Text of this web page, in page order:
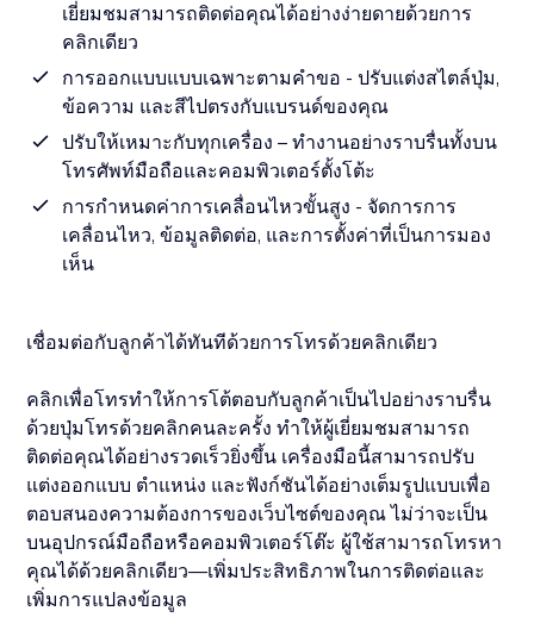
เยี่ยมชมสามารถติดต่อคุณได้อย่างง่ายดายด้วยการ
คลิกเดียว
การออกแบบแบบเฉพาะตามคำขอ - ปรับแต่งสไตล์ปุ่ม,
ข้อความ และสีไปตรงกับแบรนด์ของคุณ
ปรับให้เหมาะกับทุกเครื่อง – ทำงานอย่างราบรื่นทั้งบน
โทรศัพท์มือถือและคอมพิวเตอร์ตั้งโต้ะ
การกำหนดค่าการเคลื่อนไหวขั้นสูง - จัดการการ
เคลื่อนไหว, ข้อมูลติดต่อ, และการตั้งค่าที่เป็นการมอง
เห็น
เชื่อมต่อกับลูกค้าได้ทันทีด้วยการโทรด้วยคลิกเดียว
คลิกเพื่อโทรทำให้การโต้ตอบกับลูกค้าเป็นไปอย่างราบรื่น
ด้วยปุ่มโทรด้วยคลิกคนละครั้ง ทำให้ผู้เยี่ยมชมสามารถ
ติดต่อคุณได้อย่างรวดเร็วยิ่งขึ้น เครื่องมือนี้สามารถปรับ
แต่งออกแบบ ตำแหน่ง และฟังก์ชันได้อย่างเต็มรูปแบบเพื่อ
ตอบสนองความต้องการของเว็บไซต์ของคุณ ไม่ว่าจะเป็น
บนอุปกรณ์มือถือหรือคอมพิวเตอร์โต๊ะ ผู้ใช้สามารถโทรหา
คุณได้ด้วยคลิกเดียว—เพิ่มประสิทธิภาพในการติดต่อและ
เพิ่มการแปลงข้อมูล